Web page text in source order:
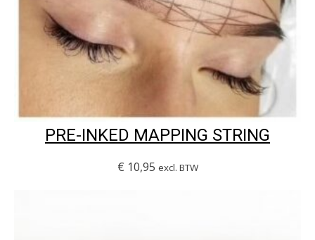
PRE-INKED MAPPING STRING
€ 10,95 excl. BTW